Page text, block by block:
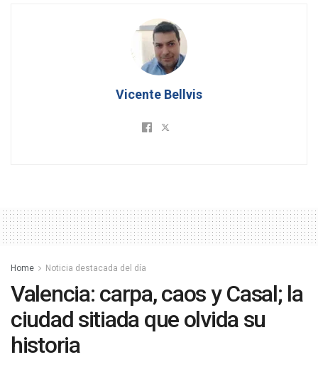
Vicente Bellvis
Home Noticia destacada del día
Valencia: carpa, caos y Casal; la
ciudad sitiada que olvida su
historia